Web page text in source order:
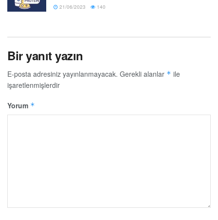
21/06/2023 140
Bir yanıt yazın
E-posta adresiniz yayınlanmayacak. Gerekli alanlar * ile
işaretlenmişlerdir
Yorum *